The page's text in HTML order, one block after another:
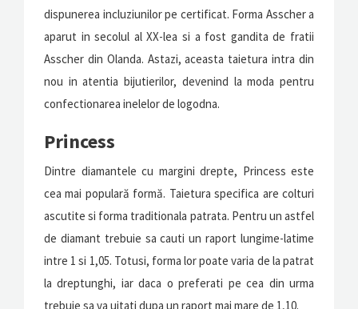
dispunerea incluziunilor pe certificat. Forma Asscher a
aparut in secolul al XX-lea si a fost gandita de fratii
Asscher din Olanda. Astazi, aceasta taietura intra din
nou in atentia bijutierilor, devenind la moda pentru
confectionarea inelelor de logodna.
Princess
Dintre diamantele cu margini drepte, Princess este
cea mai populară formă. Taietura specifica are colturi
ascutite si forma traditionala patrata. Pentru un astfel
de diamant trebuie sa cauti un raport lungime-latime
intre 1 si 1,05. Totusi, forma lor poate varia de la patrat
la dreptunghi, iar daca o preferati pe cea din urma
trebuie sa va uitati dupa un raport mai mare de 1,10.